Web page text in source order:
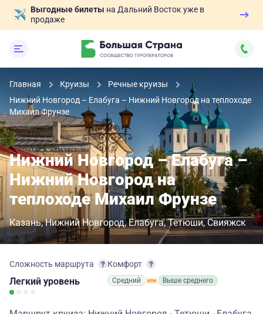
Выгодные билеты на Дальний Восток уже в
продаже
Главная Круизы
Речные круизы
Нижний Новгород – Елабуга – Нижний Новгород на теплоходе
Михаил Фрунзе
Нижний Новгород – Елабуга –
Нижний Новгород на
теплоходе Михаил Фрунзе
Казань Нижний Новгород Елабуга Тетюши Свияжск
Сложность маршрута
Легкий уровень
Комфорт
Средний Выше среднего